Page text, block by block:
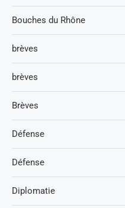
Bouches du Rhône
brèves
brèves
Brèves
Défense
Défense
Diplomatie